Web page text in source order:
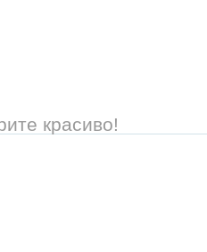
красиво!